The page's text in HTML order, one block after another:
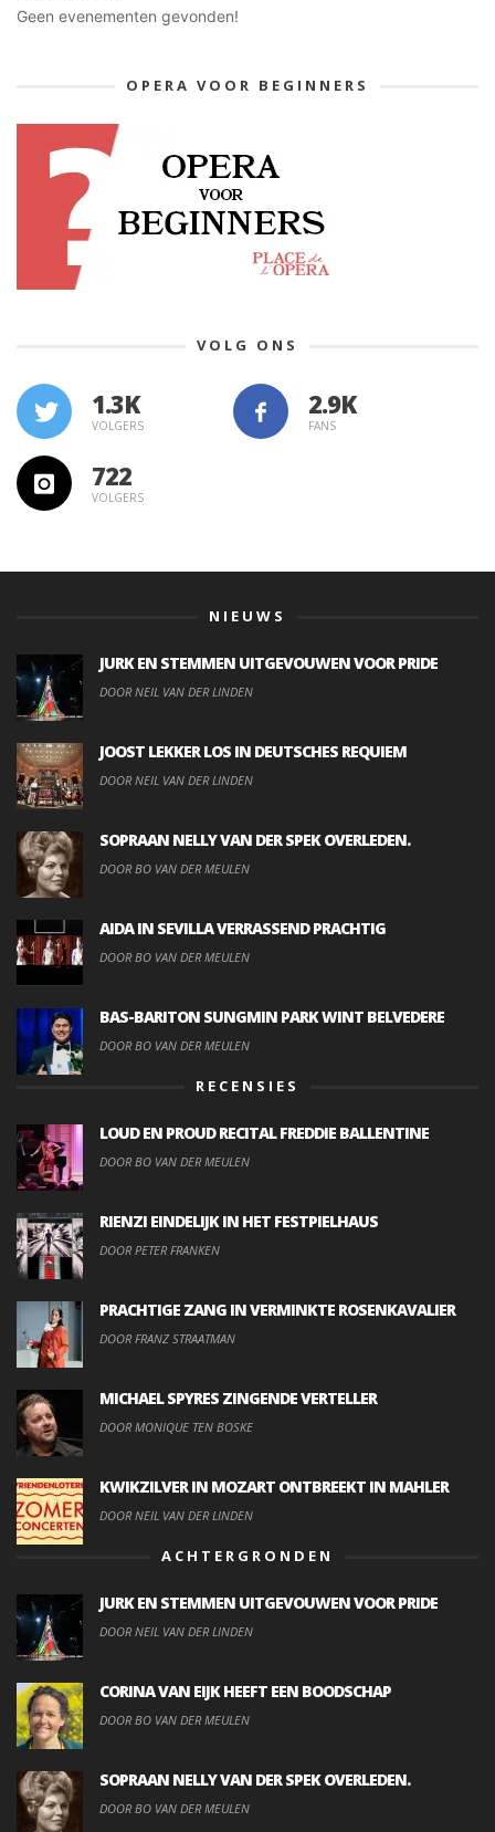
Geen evenementen gevonden!
OPERA VOOR BEGINNERS
VOLG ONS
1.3K
VOLGERS FANS
722
VOLGERS
NIEUWS
JURK EN STEMMEN UITGEVOUWEN VOOR PRIDE
DOOR NEIL VAN DER LINDEN
JOOST LEKKER LOS IN DEUTSCHES REQUIEM
DOOR NEIL VAN DER LINDEN
SOPRAAN NELLY VAN DER SPEK OVERLEDEN.
DOOR BO VAN DER MEULEN
AIDA IN SEVILLA VERRASSEND PRACHTIG
DOOR BO VAN DER MEULEN
BAS-BARITON SUNGMIN PARK WINT BELVEDERE
DOOR BO VAN DER MEULEN
RECENSIES
LOUD EN PROUD RECITAL FREDDIE BALLENTINE
DOOR BO VAN DER MEULEN
RIENZI EINDELIJK IN HET FESTPIELHAUS
DOOR PETER FRANKEN
PRACHTIGE ZANG IN VERMINKTE ROSENKAVALIER
DOOR FRANZ STRAATMAN
MICHAEL SPYRES ZINGENDE VERTELLER
DOOR MONIQUE TEN BOSKE
KWIKZILVER IN MOZART ONTBREEKT IN MAHLER
DOOR NEIL VAN DER LINDEN
ACHTERGRONDEN
JURK EN STEMMEN UITGEVOUWEN VOOR PRIDE
DOOR NEIL VAN DER LINDEN
CORINA VAN EIJK HEEFT EEN BOODSCHAP
DOOR BO VAN DER MEULEN
SOPRAAN NELLY VAN DER SPEK OVERLEDEN.
DOOR BO VAN DER MEULEN